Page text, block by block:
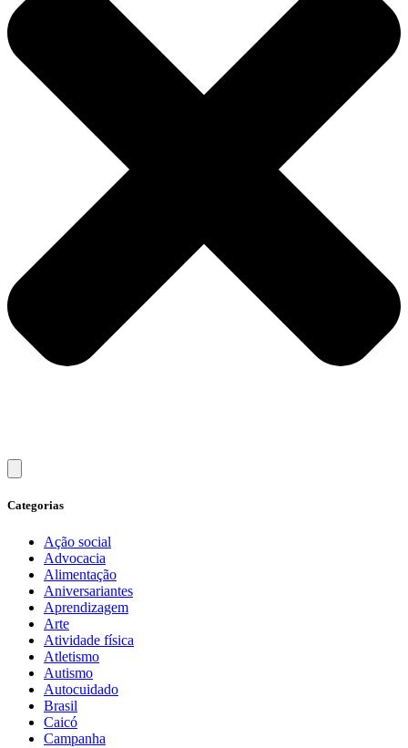
Categorias
Ação social
Advocacia
Alimentação
Aniversariantes
Aprendizagem
Arte
Atividade física
Atletismo
Autismo
Autocuidado
Brasil
Caicó
Campanha